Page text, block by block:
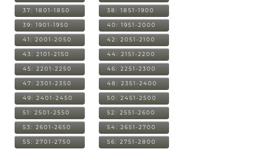
37: 1801-1850 38: 1851-1900
39: 1901-1950 40: 1951-2000
41: 2001-2050 42: 2051-2100
43: 2101-2150 44: 2151-2200
45: 2201-2250 46: 2251-2300
47: 2301-2350 48: 2351-2400
49: 2401-2450 50: 2451-2500
51: 2501-2550 52: 2551-2600
53: 2601-2650 54: 2651-2700
55: 2701-2750 56: 2751-2800